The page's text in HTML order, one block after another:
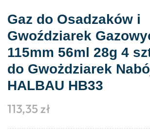
Gaz do Osadzaków i
Gwoździarek
115mm 56ml 28g 4
do Gwożdziarek
HALBAU HB33
113,35 zł